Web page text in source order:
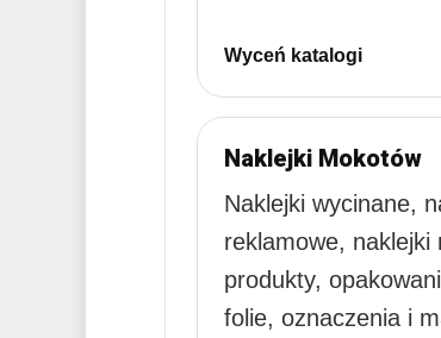
Wyceń katalogi
Naklejki Mokotów
Naklejki wycinane,
reklamowe, naklejki
produkty,
folie, oznaczenia i